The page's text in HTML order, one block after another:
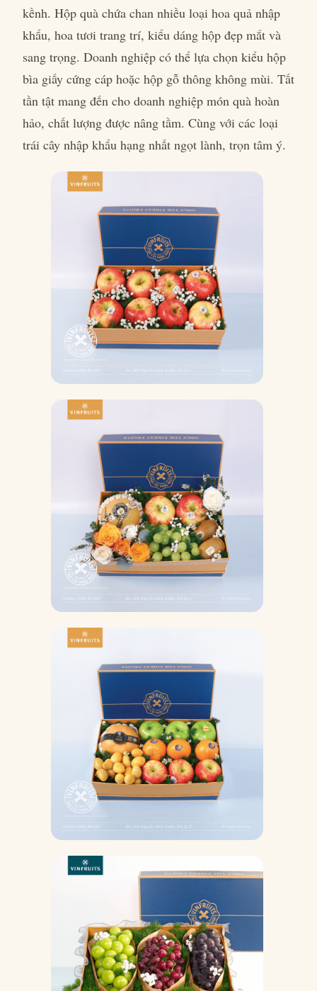
kềnh. Hộp quà chứa chan nhiều loại hoa quả nhập
khẩu, hoa tươi trang trí, kiểu dáng hộp đẹp mắt và
sang trọng. Doanh nghiệp có thể lựa chọn kiểu hộp
bìa giấy cứng cáp hoặc hộp gỗ thông không mùi. Tất
tần tật mang đến cho doanh nghiệp món quà hoàn
hảo, chất lượng được nâng tầm. Cùng với các loại
trái cây nhập khẩu hạng nhất ngọt lành, trọn tâm ý.